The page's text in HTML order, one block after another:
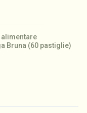
Bruna (60 pastiglie)